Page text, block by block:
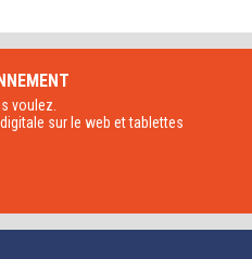
voulez.
sur le web et tablettes